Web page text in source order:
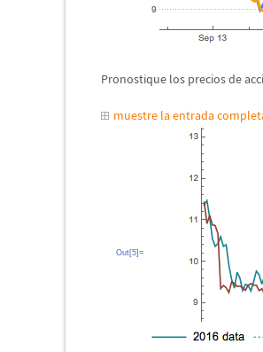
Pronostique los precios de
muestre la entrada
Out[5]=